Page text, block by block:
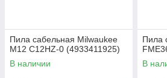
Пила сабельная Milwaukee
M12 C12HZ-0 (4933411925)
В наличии
Пила
В